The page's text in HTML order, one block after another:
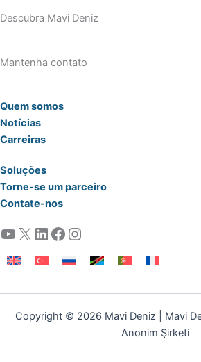
Descubra Mavi Deniz
Mantenha contato
Quem somos
Notícias
Carreiras
Soluções
Torne-se um parceiro
Contate-nos
YouTube X LinkedIn Facebook Instagram
Copyright © 2026 Mavi Deniz | Mavi
Anonim Şirketi